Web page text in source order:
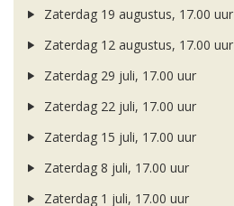
Zaterdag 19 augustus, 17.00 uur
Zaterdag 12 augustus, 17.00 uur
Zaterdag 29 juli, 17.00 uur
Zaterdag 22 juli, 17.00 uur
Zaterdag 15 juli, 17.00 uur
Zaterdag 8 juli, 17.00 uur
Zaterdag 1 juli, 17.00 uur